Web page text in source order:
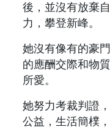
後，並沒有放棄
力，攀登新峰。
她沒有像有的豪
的應酬交際和物
所愛。
她努力考裁判證
公益，生活簡樸